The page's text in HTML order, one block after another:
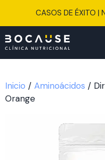
CASOS DE ÉXITO |
Inicio / Aminoácidos /
Orange